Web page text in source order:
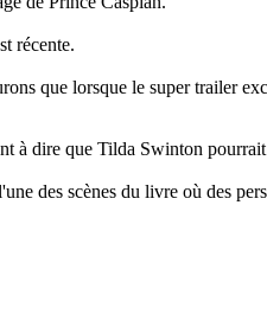
récente.
que lorsque le super trailer
à dire que Tilda Swinton
des scènes du livre où des